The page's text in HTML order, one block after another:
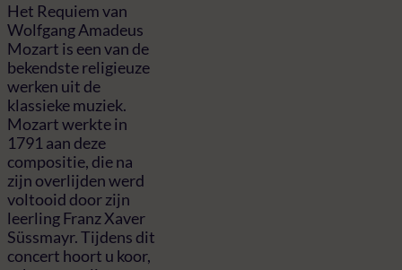
Het Requiem van
Wolfgang Amadeus
Mozart is een van de
bekendste religieuze
werken uit de
klassieke muziek.
Mozart werkte in
1791 aan deze
compositie, die na
zijn overlijden werd
voltooid door zijn
leerling Franz Xaver
Süssmayr. Tijdens dit
concert hoort u koor,